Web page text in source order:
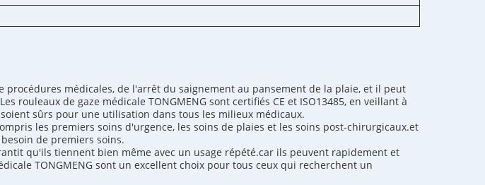
médicales, de l'arrêt du saignement au pansement de la plaie, et il peut
de gaze médicale TONGMENG sont certifiés CE et ISO13485, en veillant à
sûrs pour une utilisation dans tous les milieux médicaux.
les premiers soins d'urgence, les soins de plaies et les soins post-chirurgicaux.et
de premiers soins.
qu'ils tiennent bien même avec un usage répété.car ils peuvent rapidement et
TONGMENG sont un excellent choix pour tous ceux qui recherchent un